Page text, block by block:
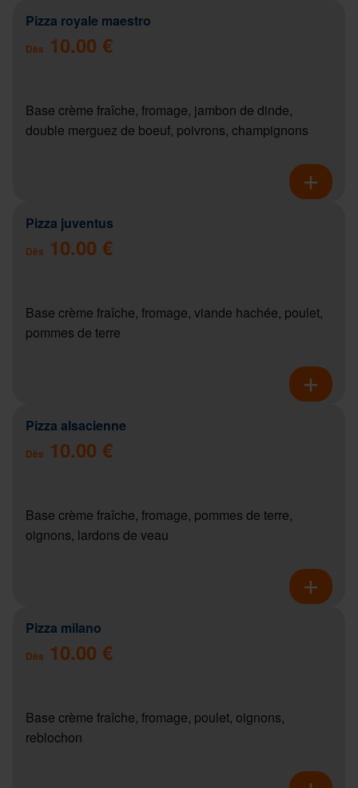
Pizza royale maestro
Dès 10.00 €
Base crème fraîche, fromage, jambon de dinde,
double merguez de boeuf, poivrons, champignons
Pizza juventus
Dès 10.00 €
Base crème fraîche, fromage, viande hachée, poulet,
pommes de terre
Pizza alsacienne
Dès 10.00 €
Base crème fraîche, fromage, pommes de terre,
oignons, lardons de veau
Pizza milano
Dès 10.00 €
Base crème fraîche, fromage, poulet, oignons,
reblochon